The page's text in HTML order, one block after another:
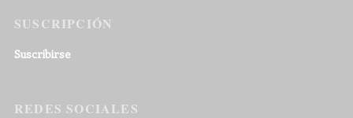
SUSCRIPCIÓN
Suscribirse
REDES SOCIALES